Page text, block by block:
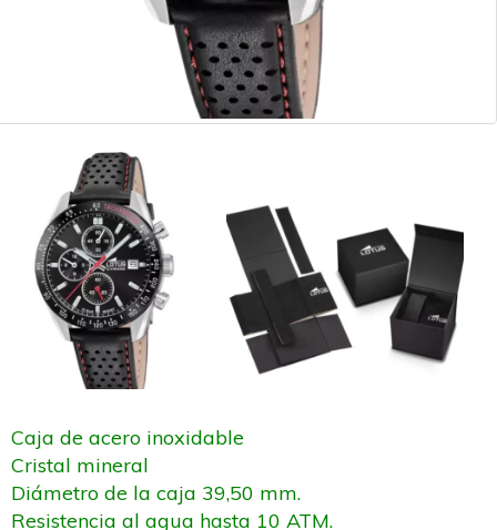
Caja de acero inoxidable
Cristal mineral
Diámetro de la caja 39,50 mm.
Resistencia al agua hasta 10 ATM.